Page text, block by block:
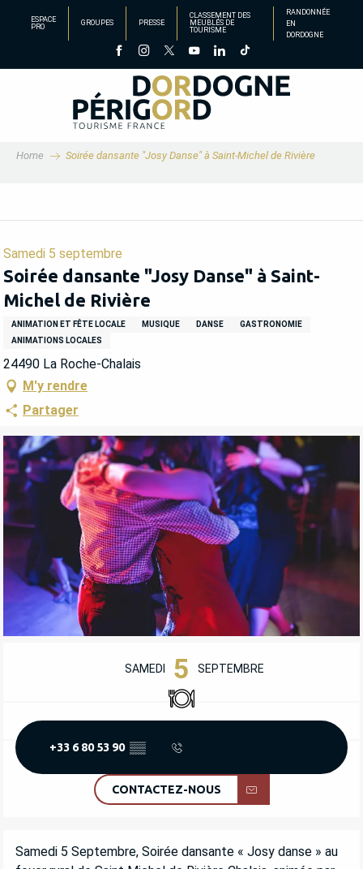
principal
ESPACE
PRO
GROUPES PRESSE
CLASSEMENT DES
MEUBLÉS DE
TOURISME
RANDONNÉE
EN
DORDOGNE
Home Soirée dansante "Josy Danse" à Saint-Michel de Rivière
Samedi 5 septembre
Soirée dansante "Josy Danse" à Saint-
Michel de Rivière
ANIMATION ET FÊTE LOCALE MUSIQUE DANSE
GASTRONOMIE
ANIMATIONS LOCALES
24490 La Roche-Chalais
M'y rendre
Partager
OUVERTURE ET COORDONNÉES
SAMEDI 5 SEPTEMBRE
Restaurant
+33 6 80 53 90 ▒▒
CONTACTEZ-NOUS
DESCRIPTION
Samedi 5 Septembre, Soirée dansante « Josy danse » au